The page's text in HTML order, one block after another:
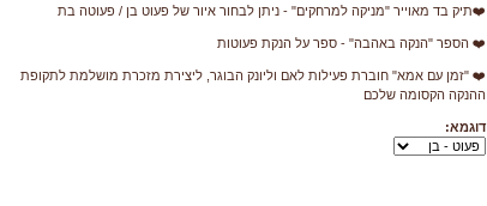
❤️תיק בד מאוייר "מניקה למרחקים" - ניתן לבחור איור של פעוט בן / פעוטה בת
❤️ הספר "הנקה באהבה" - ספר על הנקת פעוטות
❤️ "זמן עם אמא" חוברת פעילות לאם וליונק הבוגר, ליצירת מזכרת מושלמת לתקופת
ההנקה הקסומה שלכם
דוגמא: